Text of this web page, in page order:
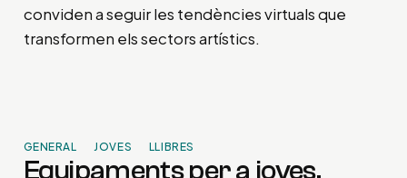
conviden a seguir les tendències virtuals que
transformen els sectors artístics.
GENERAL JOVES LLIBRES
Equipaments per a joves.